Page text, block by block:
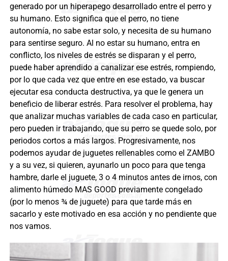
generado por un hiperapego desarrollado entre el perro y
su humano. Esto significa que el perro, no tiene
autonomía, no sabe estar solo, y necesita de su humano
para sentirse seguro. Al no estar su humano, entra en
conflicto, los niveles de estrés se disparan y el perro,
puede haber aprendido a canalizar ese estrés, rompiendo,
por lo que cada vez que entre en ese estado, va buscar
ejecutar esa conducta destructiva, ya que le genera un
beneficio de liberar estrés. Para resolver el problema, hay
que analizar muchas variables de cada caso en particular,
pero pueden ir trabajando, que su perro se quede solo, por
periodos cortos a más largos. Progresivamente, nos
podemos ayudar de juguetes rellenables como el ZAMBO
y a su vez, si quieren, ayunarlo un poco para que tenga
hambre, darle el juguete, 3 o 4 minutos antes de irnos, con
alimento húmedo MAS GOOD previamente congelado
(por lo menos ¾ de juguete) para que tarde más en
sacarlo y este motivado en esa acción y no pendiente que
nos vamos.